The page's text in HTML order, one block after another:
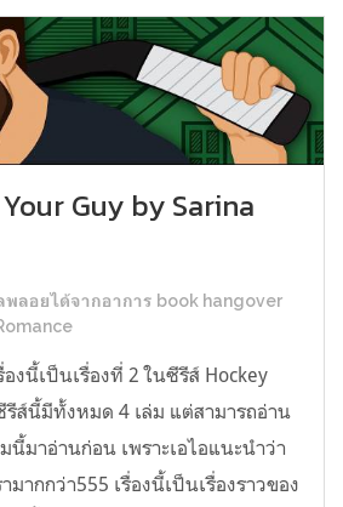
Guy by Sarina
พลอยได้จากอาการ book hangover
องนี้เป็นเรื่องที่ 2 ในซีรีส์ Hockey
รีส์นี้มีทั้งหมด 4 เล่ม แต่สามารถอ่าน
นี้มาอ่านก่อน เพราะเอไอแนะนำว่า
มากกว่า555 เรื่องนี้เป็นเรื่องราวของ